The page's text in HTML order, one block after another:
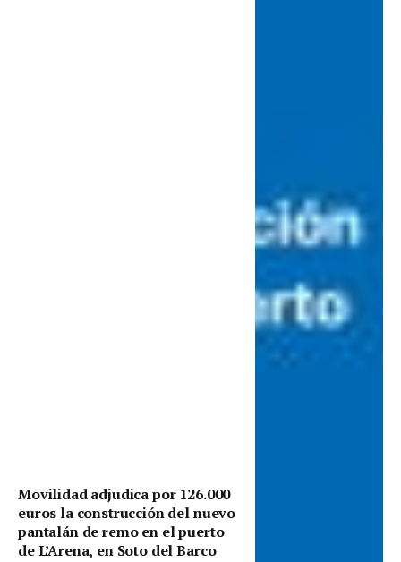
Movilidad adjudica por 126.000
euros la construcción del nuevo
pantalán de remo en el puerto
de L’Arena, en Soto del Barco